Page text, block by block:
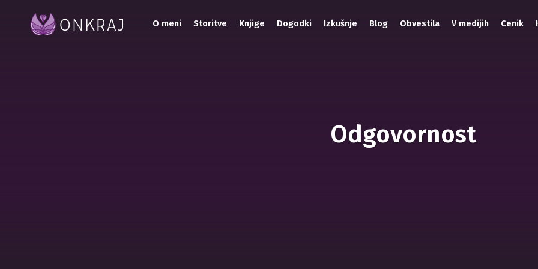
O meni Storitve Knjige Dogodki Izkušnje Blog Obvestila V medijih Cenik
Odgovornost